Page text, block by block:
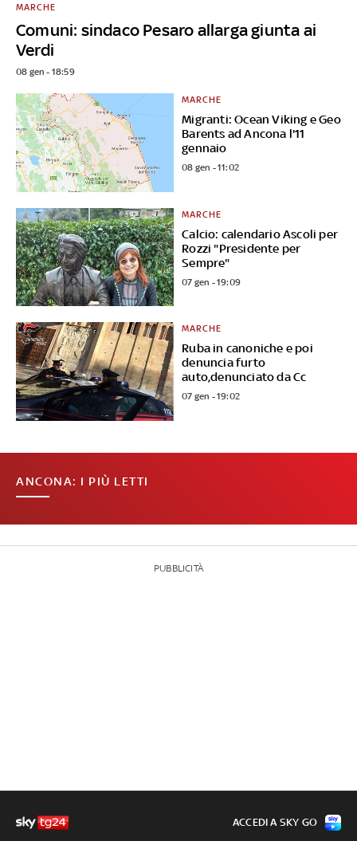
Comuni: sindaco Pesaro allarga giunta ai
Verdi
MARCHE
08 gen - 18:59
Migranti: Ocean Viking e Geo
Barents ad Ancona l'11
gennaio
MARCHE
08 gen - 11:02
Calcio: calendario Ascoli per
Rozzi "Presidente per
Sempre"
MARCHE
07 gen - 19:09
Ruba in canoniche e poi
denuncia furto
auto,denunciato da Cc
MARCHE
07 gen - 19:02
ANCONA: I PIÙ LETTI
PUBBLICITÀ
ACCEDI A SKY GO